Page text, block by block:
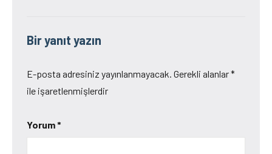
Bir yanıt yazın
E-posta adresiniz yayınlanmayacak. Gerekli alanlar*
ile işaretlenmişlerdir
Yorum*